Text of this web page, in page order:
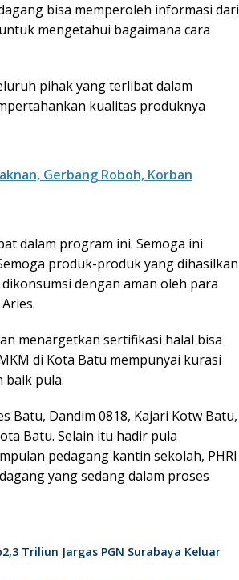
bisa memperoleh informasi dari
mengetahui bagaimana cara
pihak yang terlibat dalam
kualitas produknya
Gerbang Roboh, Korban
dalam program ini. Semoga ini
produk-produk yang dihasilkan
dengan aman oleh para
menargetkan sertifikasi halal bisa
di Kota Batu mempunyai kurasi
baik pula.
Batu, Dandim 0818, Kajari Kotw Batu,
Batu. Selain itu hadir pula
pedagang kantin sekolah, PHRI
yang sedang dalam proses
Triliun Jargas PGN Surabaya Keluar